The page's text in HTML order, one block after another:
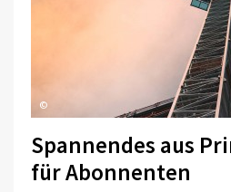
©
Spannendes aus
für Abonnenten